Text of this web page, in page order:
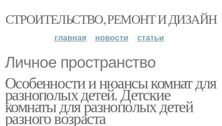
СТРОИТЕЛЬСТВО, РЕМОНТ И ДИЗАЙН
главная новости статьи
Личное пространство
Особенности и нюансы комнат для
разнополых детей. Детские
комнаты для разнополых детей
разного возраста